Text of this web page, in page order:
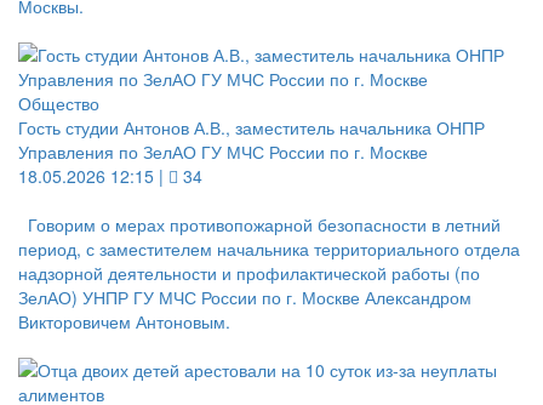
Москвы.
Общество
Гость студии Антонов А.В., заместитель начальника ОНПР
Управления по ЗелАО ГУ МЧС России по г. Москве
18.05.2026 12:15 |
34
Говорим о мерах противопожарной безопасности в летний
период, с заместителем начальника территориального отдела
надзорной деятельности и профилактической работы (по
ЗелАО) УНПР ГУ МЧС России по г. Москве Александром
Викторовичем Антоновым.